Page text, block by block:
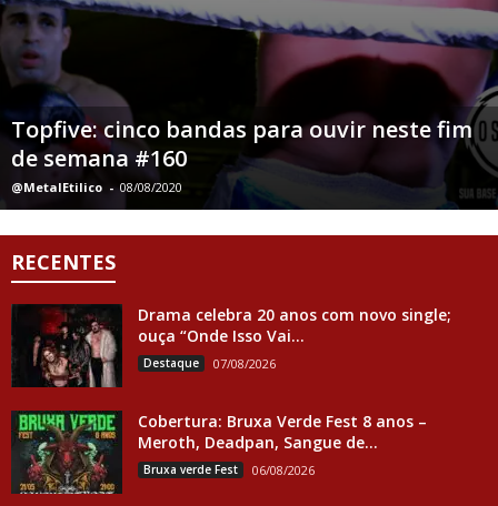
Topfive: cinco bandas para ouvir neste fim
de semana #160
@MetalEtilico - 08/08/2020
RECENTES
Drama celebra 20 anos com novo single;
ouça “Onde Isso Vai...
Destaque 07/08/2026
Cobertura: Bruxa Verde Fest 8 anos –
Meroth, Deadpan, Sangue de...
Bruxa verde Fest 06/08/2026